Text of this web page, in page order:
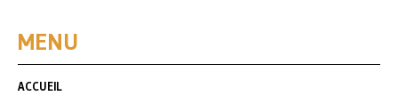
MENU
ACCUEIL